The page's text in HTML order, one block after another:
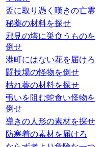
盃に取り憑く嘆きの亡霊
秘薬の材料を探せ
邪見の塔に巣食うものを
倒せ
港町にはない花を届けろ
闘技場の怪物を倒せ
枯れ薬の材料を探せ
弔いを阻む蛇食い怪物を
倒せ
導きの人形の素材を探せ
防寒着の素材を届けろ